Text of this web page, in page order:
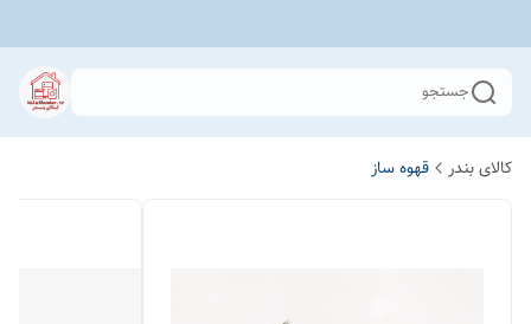
جستجو
کالای بندر قهوه ساز